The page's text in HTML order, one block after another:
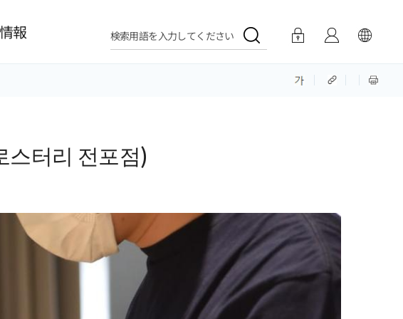
報 検索用語を入力してください
스터리 전포점)